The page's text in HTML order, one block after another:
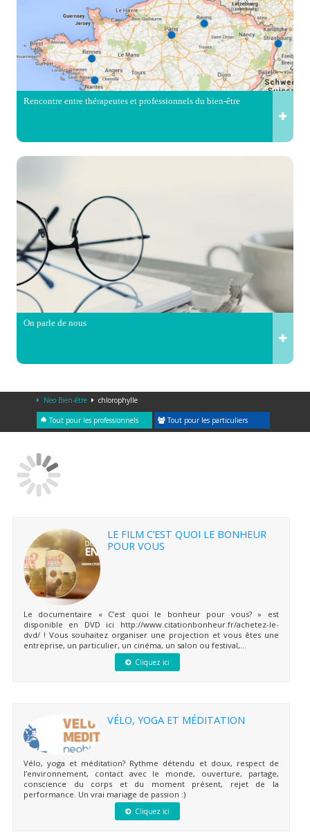
Rencontre entre thérapeutes et professionnels du bien-être
On parle de nous
Neo Bien-être chlorophylle
Tout pour les professionnels Tout pour les particuliers
LE FILM C’EST QUOI LE BONHEUR
POUR VOUS
Le documentaire « C’est quoi le bonheur pour vous? » est
disponible en DVD ici http://www.citationbonheur.fr/achetez-le-
dvd/ ! Vous souhaitez organiser une projection et vous êtes une
entreprise, un particulier, un cinéma, un salon ou festival,...
Cliquez ici
VÉLO, YOGA ET MÉDITATION
Vélo, yoga et méditation? Rythme détendu et doux, respect de
l’environnement, contact avec le monde, ouverture, partage,
conscience du corps et du moment présent, rejet de la
performance. Un vrai mariage de passion :)
Cliquez ici